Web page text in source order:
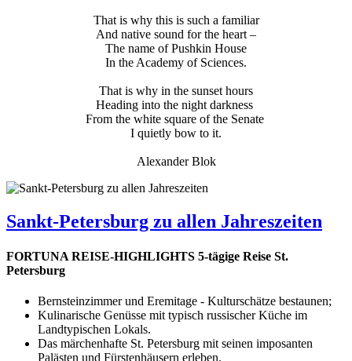
That is why this is such a familiar
And native sound for the heart –
The name of Pushkin House
In the Academy of Sciences.
That is why in the sunset hours
Heading into the night darkness
From the white square of the Senate
I quietly bow to it.
Alexander Blok
Sankt-Petersburg zu allen Jahreszeiten
FORTUNA REISE-HIGHLIGHTS 5-tägige Reise St.
Petersburg
Bernsteinzimmer und Eremitage - Kulturschätze bestaunen;
Kulinarische Genüsse mit typisch russischer Küche im
Landtypischen Lokals.
Das märchenhafte St. Petersburg mit seinen imposanten
Palästen und Fürstenhäusern erleben.